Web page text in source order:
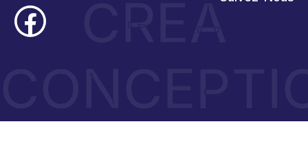
CRÉA